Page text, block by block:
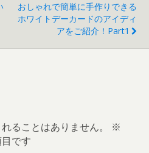
おしゃれで簡単に手作りできる
ホワイトデーカードのアイディ
アをご紹介！part1
ることはありません。
※
です